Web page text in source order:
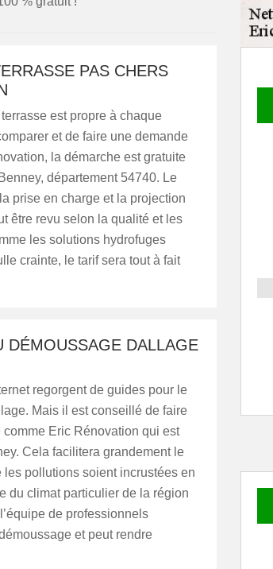
PAS CHERS
est propre à chaque
et de faire une demande
la démarche est gratuite
département 54740. Le
prise en charge et la projection
être revu selon la qualité et les
les solutions hydrofuges
crainte, le tarif sera tout à fait
DÉMOUSSAGE DALLAGE
regorgent de guides pour le
Mais il est conseillé de faire
Eric Rénovation qui est
Cela facilitera grandement le
pollutions soient incrustées en
du climat particulier de la région
de professionnels
et peut rendre